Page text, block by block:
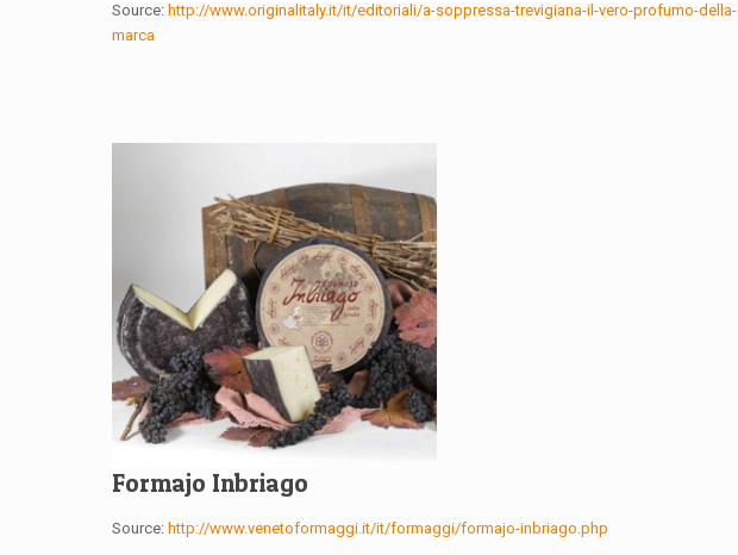
Source: http://www.originalitaly.it/it/editoriali/a-soppressa-trevigiana-il-vero-profumo-della-
marca
Formajo Inbriago
Source: http://www.venetoformaggi.it/it/formaggi/formajo-inbriago.php